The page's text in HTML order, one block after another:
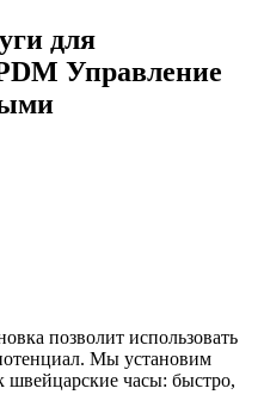
для
Управление
позволит использовать
Мы установим
швейцарские часы: быстро,